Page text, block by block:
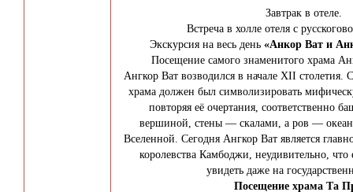
Завтрак в отеле.
Встреча в холле отеля с
Экскурсия на весь день «Анкор Ват и
Посещение самого знаменитого храма
Ангкор Ват возводился в начале XII
храма должен был символизировать
повторяя её очертания, соответственно
вершиной, стены — скалами, а ров —
Вселенной. Сегодня Ангкор Ват является
королевства Камбоджи, неудивительно,
увидеть даже на
Посещение храма Та